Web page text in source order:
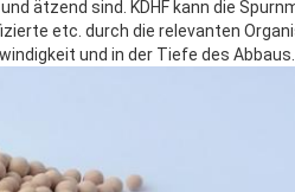
ätzend sind. KDHF kann die
etc. durch die relevanten
und in der Tiefe des Abbaus.